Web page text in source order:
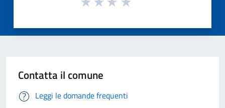
Contatta il comune
Leggi le domande frequenti